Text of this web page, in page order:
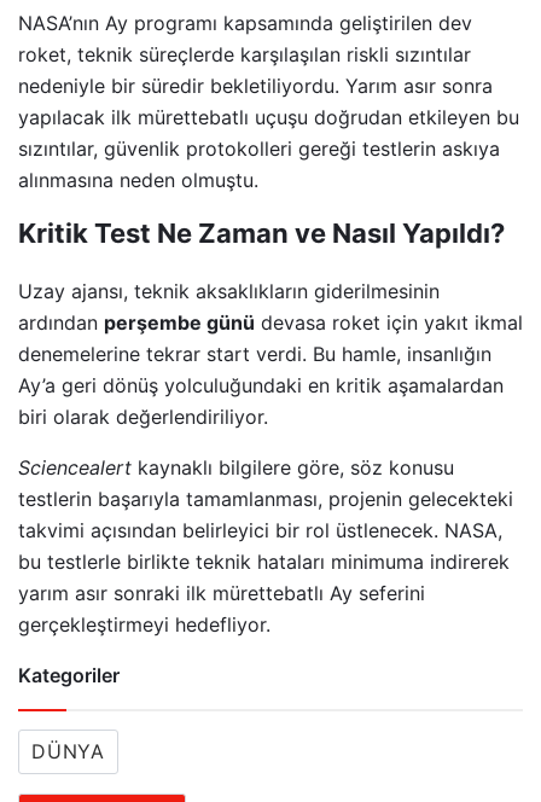
NASA’nın Ay programı kapsamında geliştirilen dev
roket, teknik süreçlerde karşılaşılan riskli sızıntılar
nedeniyle bir süredir bekletiliyordu. Yarım asır sonra
yapılacak ilk mürettebatlı uçuşu doğrudan etkileyen bu
sızıntılar, güvenlik protokolleri gereği testlerin askıya
alınmasına neden olmuştu.
Kritik Test Ne Zaman ve Nasıl Yapıldı?
Uzay ajansı, teknik aksaklıkların giderilmesinin
ardından perşembe günü devasa roket için yakıt ikmal
denemelerine tekrar start verdi. Bu hamle, insanlığın
Ay’a geri dönüş yolculuğundaki en kritik aşamalardan
biri olarak değerlendiriliyor.
Sciencealert kaynaklı bilgilere göre, söz konusu
testlerin başarıyla tamamlanması, projenin gelecekteki
takvimi açısından belirleyici bir rol üstlenecek. NASA,
bu testlerle birlikte teknik hataları minimuma indirerek
yarım asır sonraki ilk mürettebatlı Ay seferini
gerçekleştirmeyi hedefliyor.
Kategoriler
DÜNYA